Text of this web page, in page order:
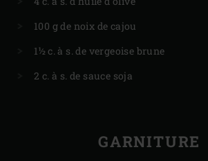
100 g de noix de cajou
1½ c. à s. de vergeoise brune
2 c. à s. de sauce soja
GARNITURE